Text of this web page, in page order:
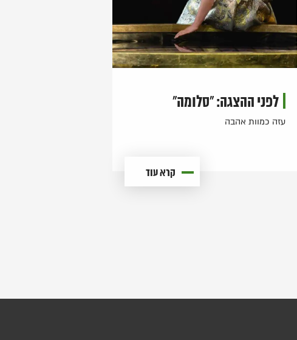
לפני ההצגה: "סלומה"
עזה כמוות אהבה
קרא עוד